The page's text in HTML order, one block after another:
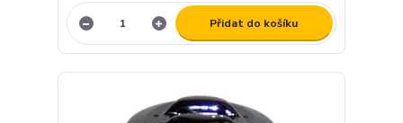
Přidat do košíku